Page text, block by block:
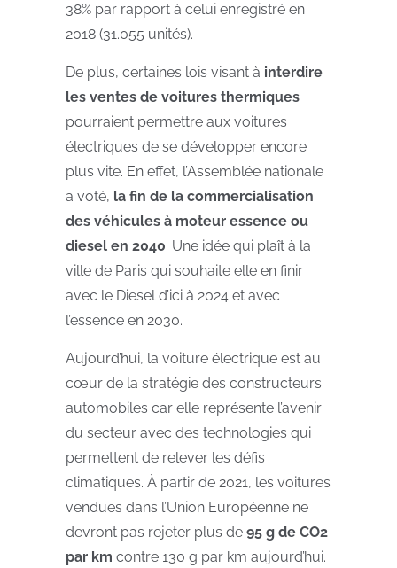
38% par rapport à celui enregistré en
2018 (31.055 unités).
De plus, certaines lois visant à interdire
les ventes de voitures thermiques
pourraient permettre aux voitures
électriques de se développer encore
plus vite. En effet, l’Assemblée nationale
a voté, la fin de la commercialisation
des véhicules à moteur essence ou
diesel en 2040. Une idée qui plaît à la
ville de Paris qui souhaite elle en finir
avec le Diesel d’ici à 2024 et avec
l’essence en 2030.
Aujourd’hui, la voiture électrique est au
cœur de la stratégie des constructeurs
automobiles car elle représente l’avenir
du secteur avec des technologies qui
permettent de relever les défis
climatiques. À partir de 2021, les voitures
vendues dans l’Union Européenne ne
devront pas rejeter plus de 95 g de CO2
par km contre 130 g par km aujourd’hui.